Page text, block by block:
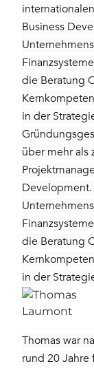
Business
die Beratung
in der
über mehr als
Development.
die Beratung
in der
Thomas war
rund 20 Jahre